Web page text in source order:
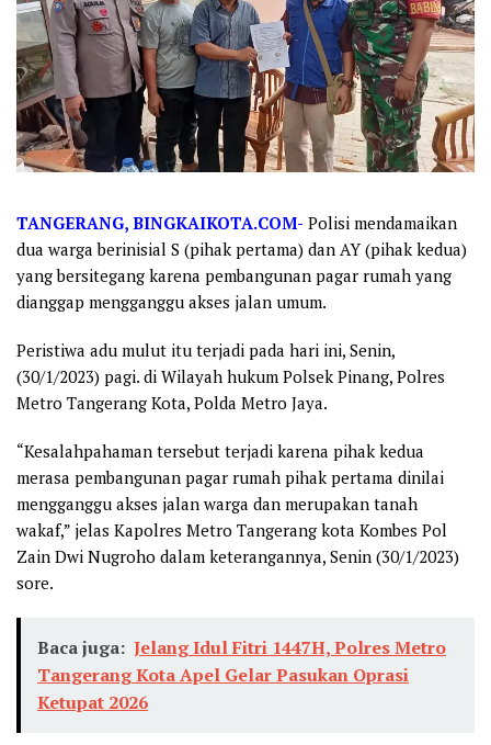
TANGERANG, BINGKAIKOTA.COM- Polisi mendamaikan
dua warga berinisial S (pihak pertama) dan AY (pihak kedua)
yang bersitegang karena pembangunan pagar rumah yang
dianggap mengganggu akses jalan umum.
Peristiwa adu mulut itu terjadi pada hari ini, Senin,
(30/1/2023) pagi. di Wilayah hukum Polsek Pinang, Polres
Metro Tangerang Kota, Polda Metro Jaya.
“Kesalahpahaman tersebut terjadi karena pihak kedua
merasa pembangunan pagar rumah pihak pertama dinilai
mengganggu akses jalan warga dan merupakan tanah
wakaf,” jelas Kapolres Metro Tangerang kota Kombes Pol
Zain Dwi Nugroho dalam keterangannya, Senin (30/1/2023)
sore.
Baca juga: Jelang Idul Fitri 1447H, Polres Metro
Tangerang Kota Apel Gelar Pasukan Oprasi
Ketupat 2026